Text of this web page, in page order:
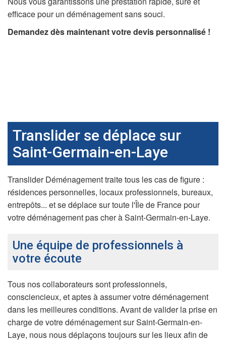
efficace pour un déménagement sans souci.
Demandez dès maintenant votre devis personnalisé !
Translider se déplace sur
Saint-Germain-en-Laye
Translider Déménagement traite tous les cas de figure :
résidences personnelles, locaux professionnels, bureaux,
entrepôts... et se déplace sur toute l'Île de France pour
votre déménagement pas cher à Saint-Germain-en-Laye.
Une équipe de professionnels à
votre écoute
Tous nos collaborateurs sont professionnels,
consciencieux, et aptes à assumer votre déménagement
dans les meilleures conditions. Avant de valider la prise en
charge de votre déménagement sur Saint-Germain-en-
Laye, nous nous déplaçons toujours sur les lieux afin de